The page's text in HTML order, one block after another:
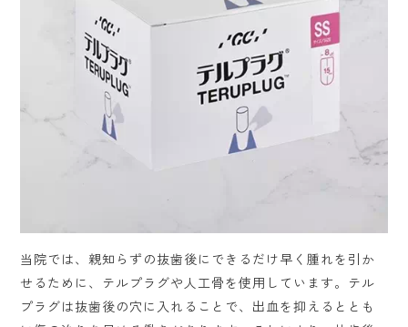
当院では、親知らずの抜歯後にできるだけ早く腫れを引か
せるために、テルプラグや人工骨を使用しています。テル
プラグは抜歯後の穴に入れることで、出血を抑えるととも